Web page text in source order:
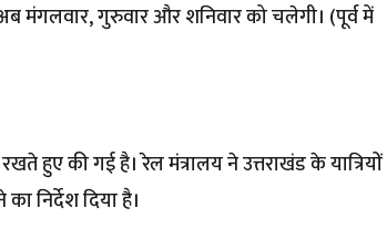
मंगलवार, गुरुवार और शनिवार को चलेगी। (पूर्व में
हुए की गई है। रेल मंत्रालय ने उत्तराखंड के यात्रियों
निर्देश दिया है।